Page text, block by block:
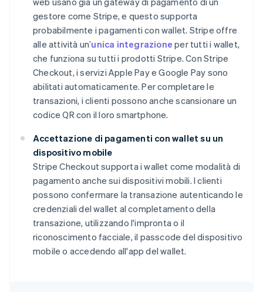
gestore come Stripe, e questo supporta
probabilmente i pagamenti con wallet. Stripe offre
alle attività un’unica integrazione per tutti i wallet,
che funziona su tutti i prodotti Stripe. Con Stripe
Checkout, i servizi Apple Pay e Google Pay sono
abilitati automaticamente. Per completare le
transazioni, i clienti possono anche scansionare un
codice QR con il loro smartphone.
Accettazione di pagamenti con wallet su un
dispositivo mobile
Stripe Checkout supporta i wallet come modalità di
pagamento anche sui dispositivi mobili. I clienti
possono confermare la transazione autenticando le
credenziali del wallet al completamento della
transazione, utilizzando l'impronta o il
riconoscimento facciale, il passcode del dispositivo
mobile o accedendo all'app del wallet.